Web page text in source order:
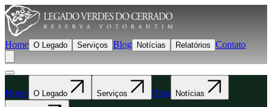
Home O Legado Serviços Blog Notícias Relatórios Contato
Home O Legado Serviços Blog Notícias